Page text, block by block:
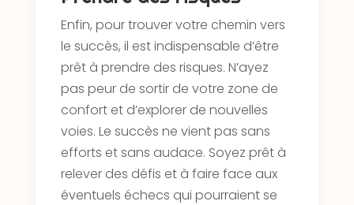
Enfin, pour trouver votre chemin vers
le succès, il est indispensable d’être
prêt à prendre des risques. N’ayez
pas peur de sortir de votre zone de
confort et d’explorer de nouvelles
voies. Le succès ne vient pas sans
efforts et sans audace. Soyez prêt à
relever des défis et à faire face aux
éventuels échecs qui pourraient se